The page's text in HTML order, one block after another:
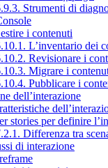
Strumenti di
i contenuti
L’inventario dei
Revisionare i
Migrare i
Pubblicare i
dell’interazione
stories per definire
Differenza tra
di interazione